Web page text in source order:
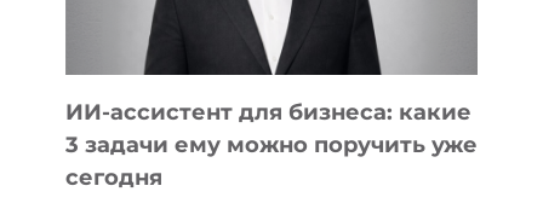
ИИ-ассистент для бизнеса: какие
3 задачи ему можно поручить уже
сегодня